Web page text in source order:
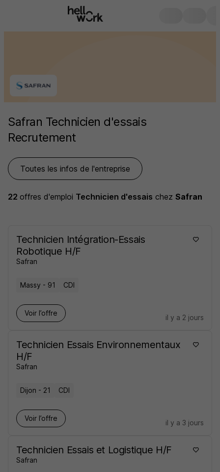
Safran Technicien d'essais
Recrutement
Toutes les infos de l'entreprise
22 offres d'emploi Technicien d'essais chez Safran
Technicien Intégration-Essais
Robotique H/F
Safran
Massy - 91 CDI
Voir l’offre
il y a 2 jours
Technicien Essais Environnementaux
H/F
Safran
Dijon - 21 CDI
Voir l’offre
il y a 3 jours
Technicien Essais et Logistique H/F
Safran